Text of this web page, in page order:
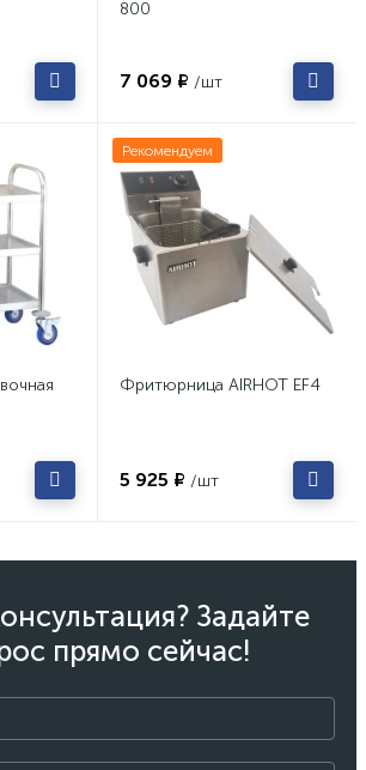
800
7 069 ₽ /шт
Рекомендуем
Фритюрница AIRHOT EF4
5 925 ₽ /шт
Задайте
прямо сейчас!